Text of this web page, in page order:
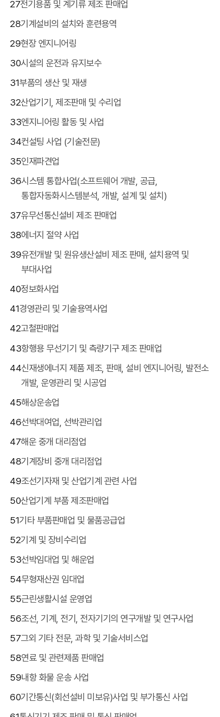
27전기용품 및 계기류 제조 판매업
28기계설비의 설치와 훈련용역
29현장 엔지니어링
30시설의 운전과 유지보수
31부품의 생산 및 재생
32산업기기, 제조판매 및 수리업
33엔지니어링 활동 및 사업
34컨설팅 사업 (기술전문)
35인재파견업
36시스템 통합사업(소프트웨어 개발, 공급,
통합자동화시스템분석, 개발, 설계 및 설치)
37유무선통신설비 제조 판매업
38에너지 절약 사업
39유전개발 및 원유생산설비 제조 판매, 설치용역 및
부대사업
40정보화사업
41경영관리 및 기술용역사업
42고철판매업
43항행용 무선기기 및 측량기구 제조 판매업
44신재생에너지 제품 제조, 판매, 설비 엔지니어링, 발전소
개발, 운영관리 및 시공업
45해상운송업
46선박대여업, 선박관리업
47해운 중개 대리점업
48기계장비 중개 대리점업
49조선기자재 및 산업기계 관련 사업
50산업기계 부품 제조판매업
51기타 부품판매업 및 물품공급업
52기계 및 장비수리업
53선박임대업 및 해운업
54무형재산권 임대업
55근린생활시설 운영업
56조선, 기계, 전기, 전자기기의 연구개발 및 연구사업
57그외 기타 전문, 과학 및 기술서비스업
58연료 및 관련제품 판매업
59내항 화물 운송 사업
60기간통신(회선설비 미보유)사업 및 부가통신 사업